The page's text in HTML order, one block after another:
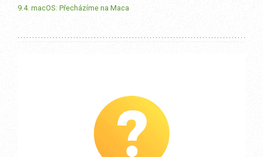
9.4. macOS: Přecházíme na Maca